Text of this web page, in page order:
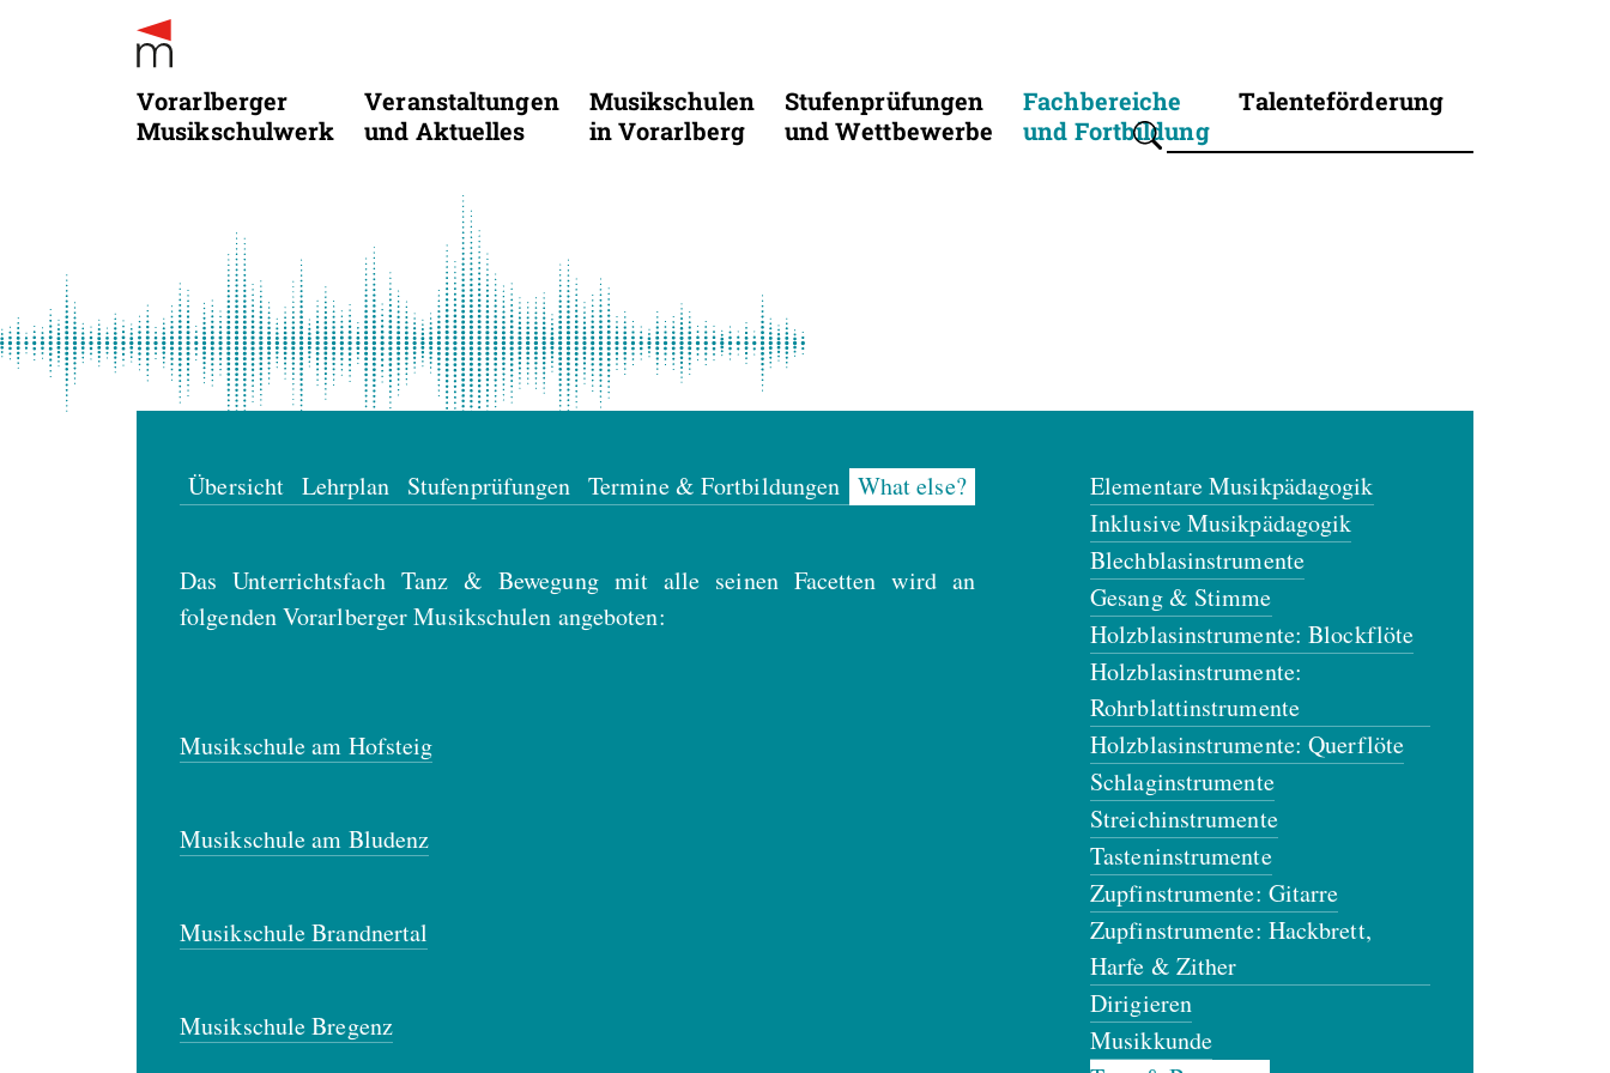
Vorarlberger
Musikschulwerk
Veranstaltungen
und Aktuelles
Musikschulen
in Vorarlberg
Stufenprüfungen
und Wettbewerbe
Fachbereiche
und Fortbildung
Talenteförderung
Suchbegriff eingeben
Übersicht Lehrplan Stufenprüfungen Termine & Fortbildungen What else?
Das Unterrichtsfach Tanz & Bewegung mit alle seinen Facetten wird an
folgenden Vorarlberger Musikschulen angeboten:
Musikschule am Hofsteig
Musikschule am Bludenz
Musikschule Brandnertal
Musikschule Bregenz
Elementare Musikpädagogik
Inklusive Musikpädagogik
Blechblasinstrumente
Gesang & Stimme
Holzblasinstrumente: Blockflöte
Holzblasinstrumente:
Rohrblattinstrumente
Holzblasinstrumente: Querflöte
Schlaginstrumente
Streichinstrumente
Tasteninstrumente
Zupfinstrumente: Gitarre
Zupfinstrumente: Hackbrett,
Harfe & Zither
Dirigieren
Musikkunde